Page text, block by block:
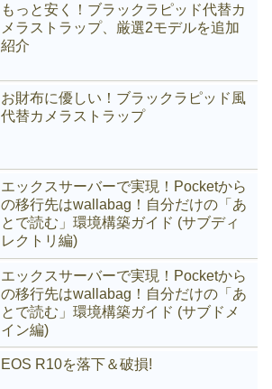
もっと安く！ブラックラピッド代替カ
メラストラップ、厳選2モデルを追加
紹介
お財布に優しい！ブラックラピッド風
代替カメラストラップ
エックスサーバーで実現！Pocketから
の移行先はwallabag！自分だけの「あ
とで読む」環境構築ガイド (サブディ
レクトリ編)
エックスサーバーで実現！Pocketから
の移行先はwallabag！自分だけの「あ
とで読む」環境構築ガイド (サブドメ
イン編)
EOS R10を落下＆破損!